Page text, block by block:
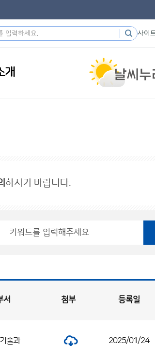
사이
개
하시기 바랍니다.
서 첨부 등록일
술과 2025/01/24